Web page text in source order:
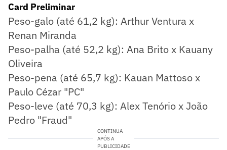
Card Preliminar
Peso-galo (até 61,2 kg): Arthur Ventura x
Renan Miranda
Peso-palha (até 52,2 kg): Ana Brito x Kauany
Oliveira
Peso-pena (até 65,7 kg): Kauan Mattoso x
Paulo Cézar "PC"
Peso-leve (até 70,3 kg): Alex Tenório x João
Pedro "Fraud"
CONTINUA
APÓS A
PUBLICIDADE